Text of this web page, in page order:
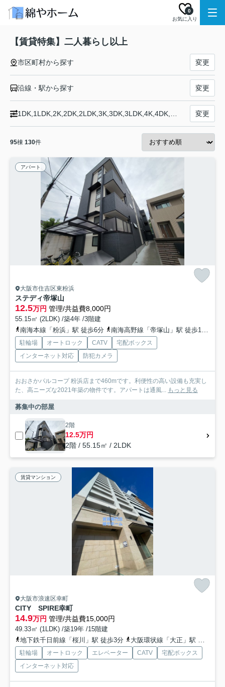
お気に入り
0
【賃貸特集】二人暮らし以上
市区町村から探す 変更
沿線・駅から探す 変更
変更
95棟 130件
アパート
大阪市住吉区東粉浜
ステディ帝塚山
12.5万円 管理/共益費8,000円
55.15㎡ (2LDK) /築4年 /3階建
南海本線「粉浜」駅 徒歩6分
南海高野線「帝塚山」駅 徒歩10分
駐輪場 オートロック CATV
宅配ボックス
インターネット対応
防犯カメラ
おおさかパルコープ 粉浜店まで460mです。利便性の高い設備も充実し
た、高ニーズな2021年築の物件です。アパートは通風... もっと見る
募集中の部屋
2階
12.5万円
2階 / 55.15㎡ / 2LDK
賃貸マンション
大阪市浪速区幸町
CITY SPIRE幸町
14.9万円 管理/共益費15,000円
49.33㎡ (1LDK) /築19年 /15階建
地下鉄千日前線「桜川」駅 徒歩3分
大阪環状線「大正」駅 徒歩9分
駐輪場 オートロック エレベーター CATV
宅配ボックス
インターネット対応